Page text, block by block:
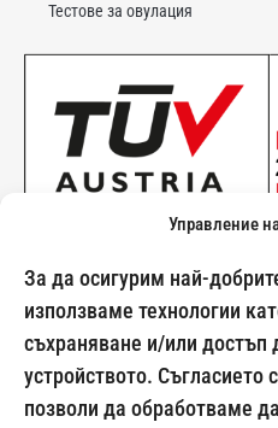
Управление
За да осигурим най-
използваме технологии
съхраняване и/или достъп
устройството. Съгласието
позволи да обработваме
Тестове за овулация